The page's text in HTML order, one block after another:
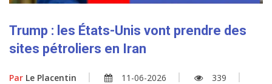
Trump : les États-Unis vont prendre des
sites pétroliers en Iran
Par Le Placentin 11-06-2026
339